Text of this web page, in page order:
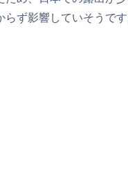
らず影響していそうです